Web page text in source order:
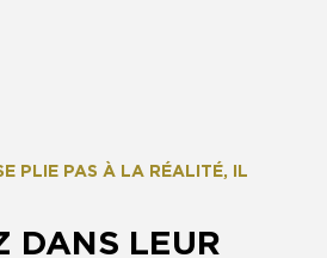
PLIE PAS À LA RÉALITÉ, IL
DANS LEUR